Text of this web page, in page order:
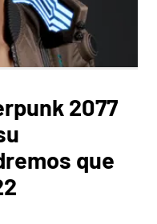
2077
que